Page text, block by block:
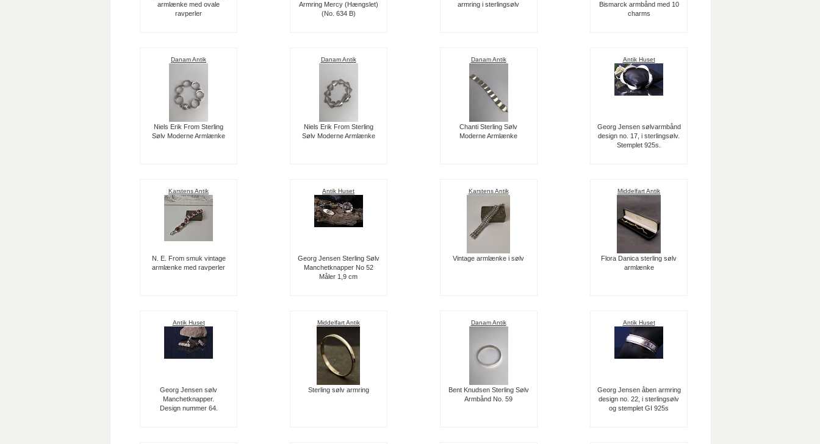
armlænke med ovale
ravperler
Armring Mercy (Hængslet)
(No. 634 B)
armring i sterlingsølv
Bismarck armbånd med 10
charms
Danam Antik
Niels Erik From Sterling
Sølv Moderne Armlænke
Danam Antik
Niels Erik From Sterling
Sølv Moderne Armlænke
Danam Antik
Chanti Sterling Sølv
Moderne Armlænke
Antik Huset
Georg Jensen sølvarmbånd
design no. 17, i sterlingsølv.
Stemplet 925s.
Karstens Antik
N. E. From smuk vintage
armlænke med ravperler
Antik Huset
Georg Jensen Sterling Sølv
Manchetknapper No 52
Måler 1,9 cm
Karstens Antik
Vintage armlænke i sølv
Middelfart Antik
Flora Danica sterling sølv
armlænke
Antik Huset
Georg Jensen sølv
Manchetknapper.
Design nummer 64.
Middelfart Antik
Sterling sølv armring
Danam Antik
Bent Knudsen Sterling Sølv
Armbånd No. 59
Antik Huset
Georg Jensen åben armring
design no. 22, i sterlingsølv
og stemplet GI 925s